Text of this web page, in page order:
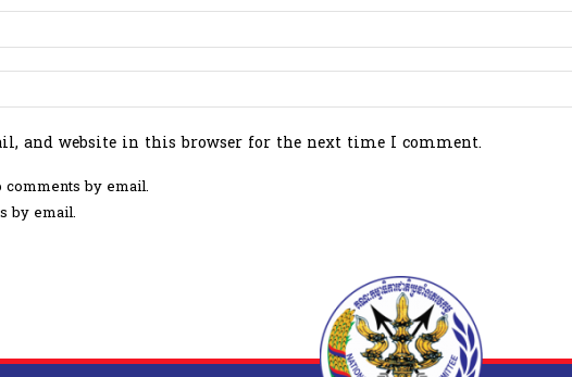
and website in this browser for the next time I comment.
by email.
by email.